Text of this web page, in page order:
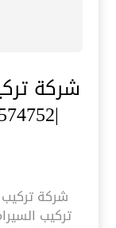
شركة
|0545574752|تركيب السيراميك
تركيب